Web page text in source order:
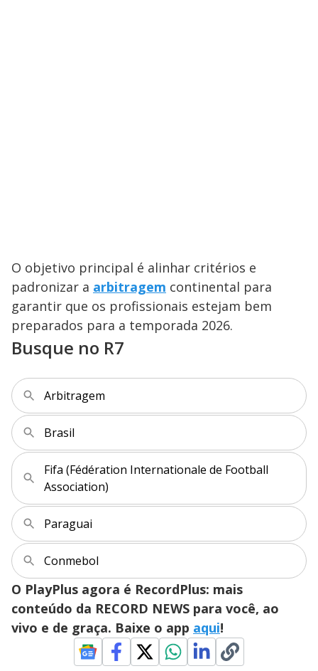
O objetivo principal é alinhar critérios e
padronizar a arbitragem continental para
garantir que os profissionais estejam bem
preparados para a temporada 2026.
Busque no R7
Arbitragem
Brasil
Fifa (Fédération Internationale de Football
Association)
Paraguai
Conmebol
O PlayPlus agora é RecordPlus: mais
conteúdo da RECORD NEWS para você, ao
vivo e de graça. Baixe o app aqui!